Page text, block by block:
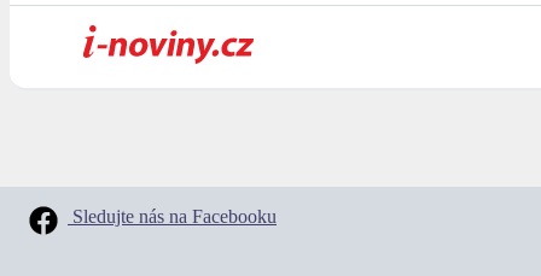
Sledujte nás na Facebooku